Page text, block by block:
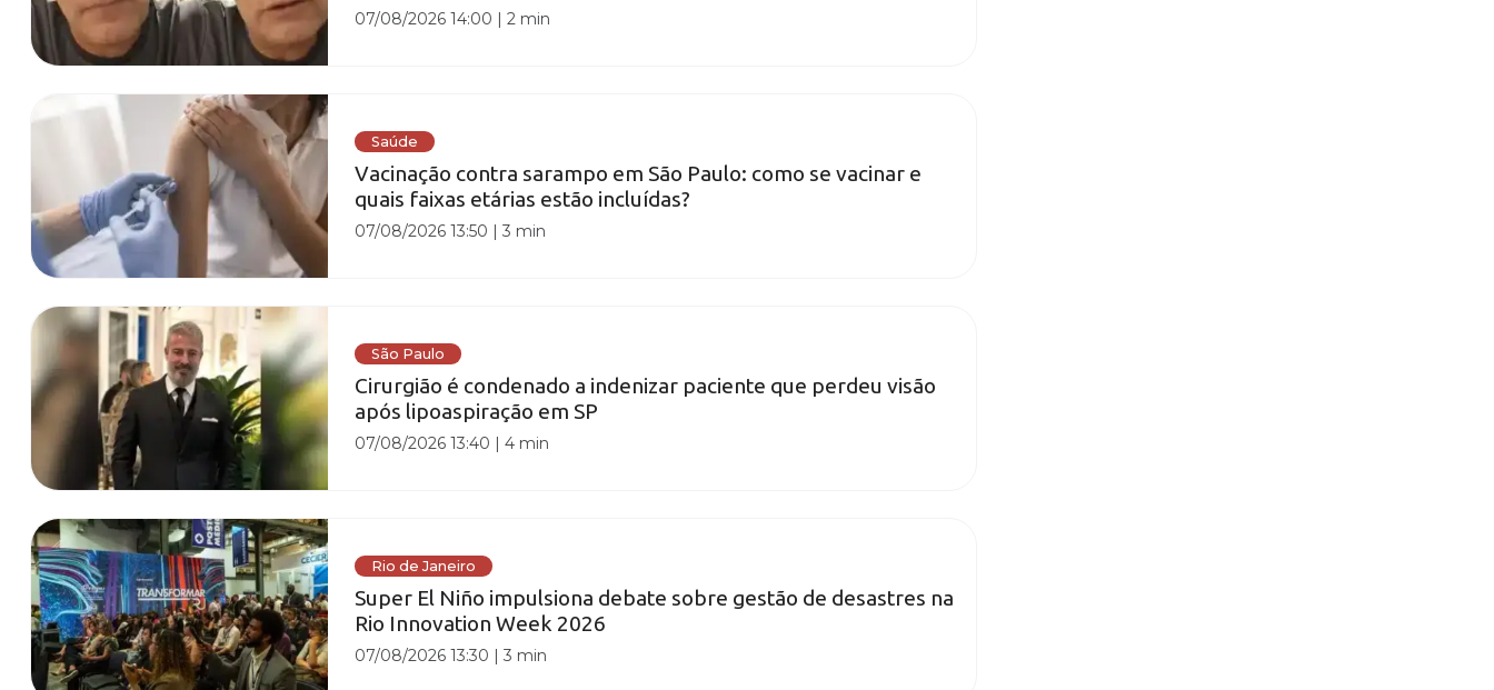
07/08/2026 14:00 |2 min
Saúde
Vacinação contra sarampo em São Paulo: como se vacinar e
quais faixas etárias estão incluídas?
07/08/2026 13:50 |3 min
São Paulo
Cirurgião é condenado a indenizar paciente que perdeu visão
após lipoaspiração em SP
07/08/2026 13:40 |4 min
Rio de Janeiro
Super El Niño impulsiona debate sobre gestão de desastres na
Rio Innovation Week 2026
07/08/2026 13:30 |3 min